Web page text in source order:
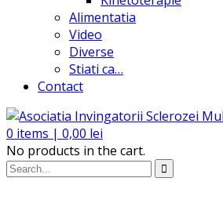
Alimentatia
Video
Diverse
Stiati ca…
Contact
0 items | 0,00 lei
No products in the cart.